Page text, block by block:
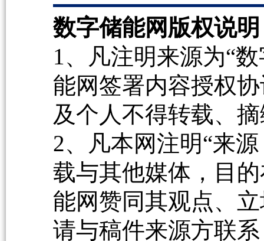
数字储能网版权说
1、凡注明来源为“
能网签署内容授权
及个人不得转载、
2、凡本网注明“来
载与其他媒体，目
能网赞同其观点、
请与稿件来源方联